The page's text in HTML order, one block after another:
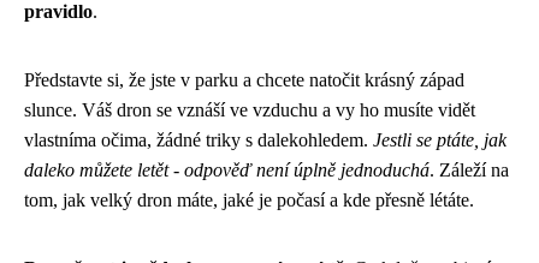
pravidlo.
Představte si, že jste v parku a chcete natočit krásný západ
slunce. Váš dron se vznáší ve vzduchu a vy ho musíte vidět
vlastníma očima, žádné triky s dalekohledem. Jestli se ptáte, jak
daleko můžete letět - odpověď není úplně jednoduchá. Záleží na
tom, jak velký dron máte, jaké je počasí a kde přesně létáte.